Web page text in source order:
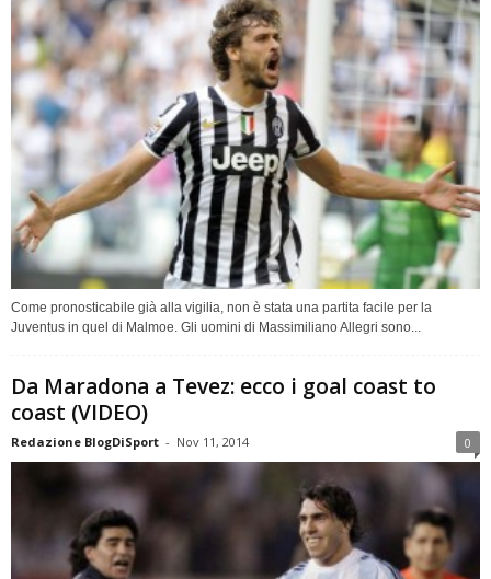
Come pronosticabile già alla vigilia, non è stata una partita facile per la
Juventus in quel di Malmoe. Gli uomini di Massimiliano Allegri sono...
Da Maradona a Tevez: ecco i goal coast to
coast (VIDEO)
Redazione BlogDiSport - Nov 11, 2014 0